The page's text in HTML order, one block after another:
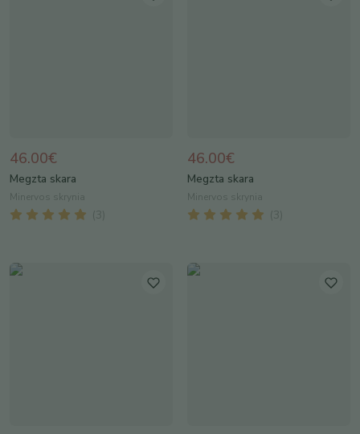
46.00€
Megzta skara
Minervos skrynia
( 3
46.00€
Megzta skara
Minervos skrynia
( 3